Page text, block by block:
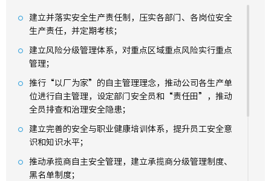
建立并落实安全生产责任制，压实各部门、各岗位安全
生产责任，并定期考核；
建立风险分级管理体系，对重点区域重点风险实行重点
管理；
推行“以厂为家”的自主管理理念，推动公司各生产单
位进行自主管理，设定部门安全员和“责任田”，推动
全员排查和治理安全隐患；
建立完善的安全与职业健康培训体系，提升员工安全意
识和知识水平；
推动承揽商自主安全管理，建立承揽商分级管理制度、
黑名单制度；